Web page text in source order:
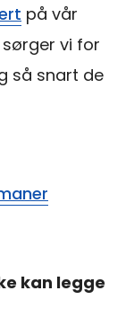
på vår
vi for
så snart de
kan legge